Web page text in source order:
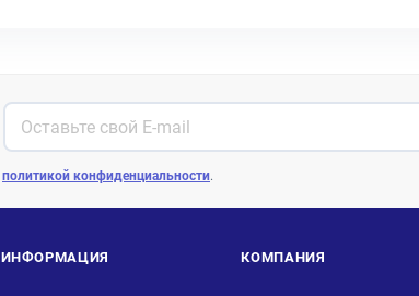
политикой конфиденциальности.
ИНФОРМАЦИЯ КОМПАНИЯ